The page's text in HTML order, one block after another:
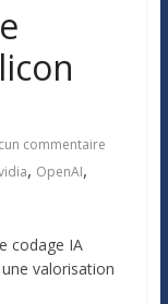
commentaire
, OpenAI,
codage IA
valorisation